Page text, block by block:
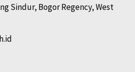
Sindur, Bogor Regency, West